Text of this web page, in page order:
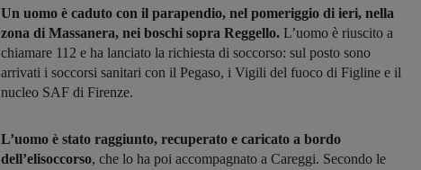
Un uomo è caduto con il parapendio, nel pomeriggio di ieri, nella
zona di Massanera, nei boschi sopra Reggello. L’uomo è riuscito a
chiamare 112 e ha lanciato la richiesta di soccorso: sul posto sono
arrivati i soccorsi sanitari con il Pegaso, i Vigili del fuoco di Figline e il
nucleo SAF di Firenze.
L’uomo è stato raggiunto, recuperato e caricato a bordo
dell’elisoccorso, che lo ha poi accompagnato a Careggi. Secondo le